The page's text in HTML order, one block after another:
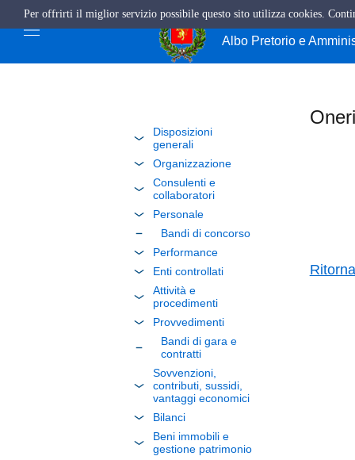
Comune di
Albo Pretorio e
Disposizioni
generali
Organizzazione
Consulenti e
collaboratori
Personale
Bandi di concorso
Performance
Enti controllati
Attività e
procedimenti
Provvedimenti
Bandi di gara e
contratti
Sovvenzioni,
contributi, sussidi,
vantaggi economici
Bilanci
Beni immobili e
gestione patrimonio
Per offrirti il miglior servizio possibile questo sito utilizza cookies.